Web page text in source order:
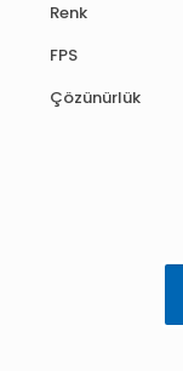
Renk
FPS
Çözünürlük